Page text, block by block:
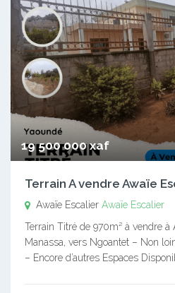
19 500 000 xaf
Terrain A vendre Awaïe
Awaïe Escalier Awaïe Escalier
Terrain Titré de 970m² à vendre à
Manassa, vers Ngoantet – Non
– Encore d’autres Espaces